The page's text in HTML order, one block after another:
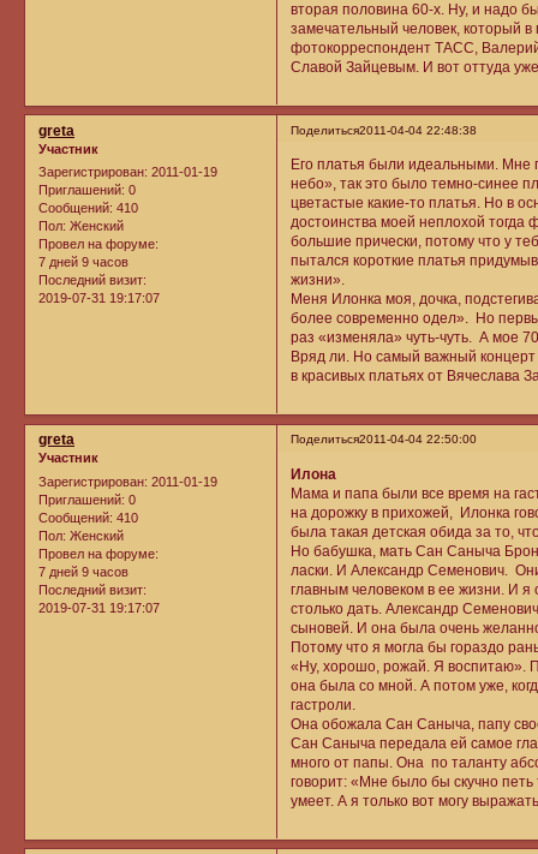
вторая половина 60-х. Ну, и надо
замечательный человек, который
фотокорреспондент ТАСС,
Славой Зайцевым. И вот оттуда
Поделиться2011-04-04 22:48:38
greta
Участник
Зарегистрирован: 2011-01-19
Приглашений: 0
Сообщений: 410
Пол: Женский
Провел на форуме:
7 дней 9 часов
Последний визит:
2019-07-31 19:17:07
Его платья были идеальными. Мне
небо», так это было темно-синее
цветастые какие-то платья. Но в
достоинства моей неплохой тогда
большие прически, потому что у
пытался короткие платья
жизни».
Меня Илонка моя, дочка,
более современно одел». Но
раз «изменяла» чуть-чуть. А мое
Вряд ли. Но самый важный
в красивых платьях от Вячеслава
Поделиться2011-04-04 22:50:00
greta
Участник
Зарегистрирован: 2011-01-19
Приглашений: 0
Сообщений: 410
Пол: Женский
Провел на форуме:
7 дней 9 часов
Последний визит:
2019-07-31 19:17:07
Илона
Мама и папа были все время на
на дорожку в прихожей, Илонка
была такая детская обида за то,
Но бабушка, мать Сан Саныча
ласки. И Александр Семенович.
главным человеком в ее жизни. И я
столько дать. Александр
сыновей. И она была очень
Потому что я могла бы гораздо
«Ну, хорошо, рожай. Я воспитаю».
она была со мной. А потом уже,
гастроли.
Она обожала Сан Саныча, папу
Сан Саныча передала ей самое
много от папы. Она по таланту
говорит: «Мне было бы скучно петь
умеет. А я только вот могу